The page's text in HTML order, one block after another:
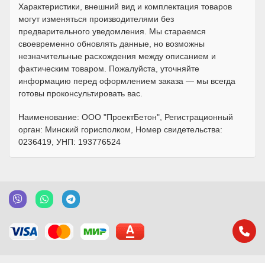
Характеристики, внешний вид и комплектация товаров
могут изменяться производителями без
предварительного уведомления. Мы стараемся
своевременно обновлять данные, но возможны
незначительные расхождения между описанием и
фактическим товаром. Пожалуйста, уточняйте
информацию перед оформлением заказа — мы всегда
готовы проконсультировать вас.
Наименование: ООО "ПроектБетон", Регистрационный
орган: Минский горисполком, Номер свидетельства:
0236419, УНП: 193776524